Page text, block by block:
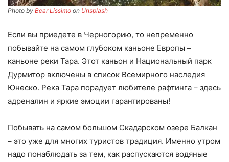
Photo by Bear Lissimo on Unsplash
Если вы приедете в Черногорию, то непременно
побывайте на самом глубоком каньоне Европы –
каньоне реки Тара. Этот каньон и Национальный парк
Дурмитор включены в список Всемирного наследия
Юнеско. Река Тара порадует любителе рафтинга – здесь
адреналин и яркие эмоции гарантированы!
Побывать на самом большом Скадарском озере Балкан
– это уже для многих туристов традиция. Именно утром
надо понаблюдать за тем, как распускаются водяные